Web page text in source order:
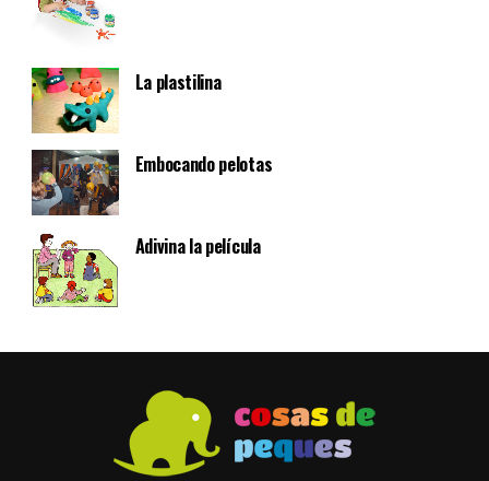
La plastilina
Embocando pelotas
Adivina la película